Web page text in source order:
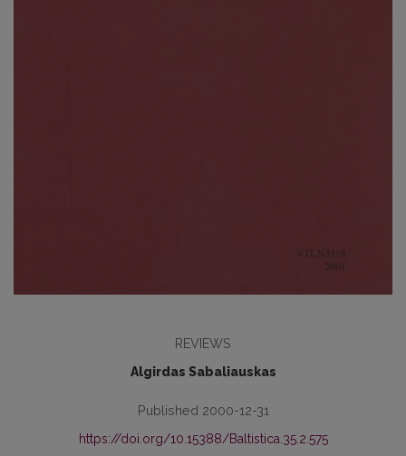
REVIEWS
Algirdas Sabaliauskas
Published 2000-12-31
https://doi.org/10.15388/Baltistica.35.2.575